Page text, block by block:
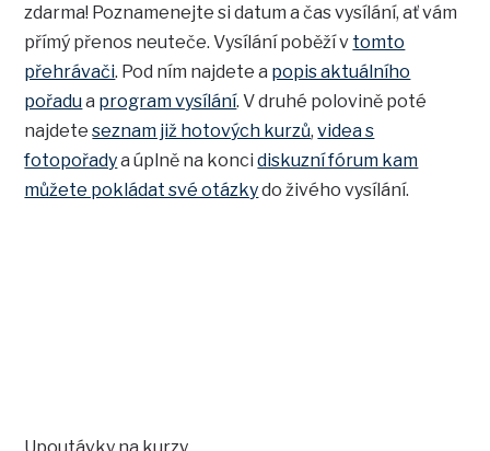
zdarma! Poznamenejte si datum a čas vysílání, ať vám
přímý přenos neuteče. Vysílání poběží v tomto
přehrávači. Pod ním najdete a popis aktuálního
pořadua program vysílání. V druhé polovině poté
najdeteseznam již hotových kurzů,videa s
fotopořadya úplně na koncidiskuzní fórum kam
můžete pokládat své otázkydo živého vysílání.